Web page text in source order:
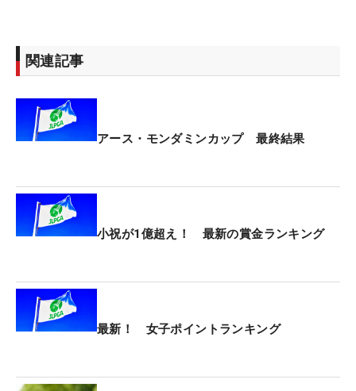
関連記事
アース・モンダミンカップ 最終結果
小祝が1億超え！ 最新の賞金ランキング
最新！ 女子ポイントランキング